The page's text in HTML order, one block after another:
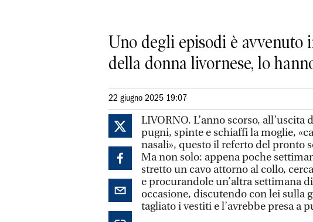
Uno degli episodi è avvenuto
della donna livornese, lo
22 giugno 2025 19:07
LIVORNO. L’anno scorso,
pugni, spinte e schiaffi la moglie,
nasali», questo il referto del pronto
Ma non solo: appena poche
stretto un cavo attorno al collo,
e procurandole un’altra settimana
occasione, discutendo con lei sulla
tagliato i vestiti e l’avrebbe presa a